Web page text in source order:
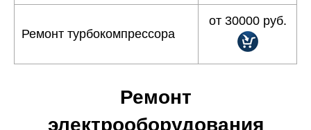
Ремонт турбокомпрессора
от 30000 руб.
Ремонт
электрооборудования